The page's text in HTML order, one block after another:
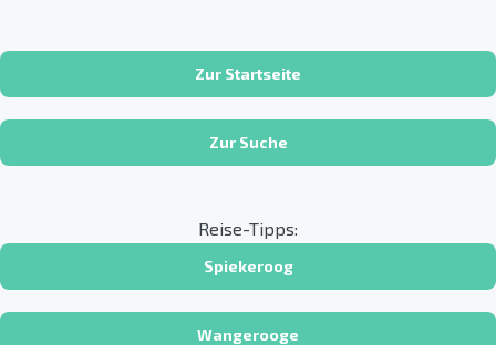
Zur Startseite
Zur Suche
Reise-Tipps:
Spiekeroog
Wangerooge